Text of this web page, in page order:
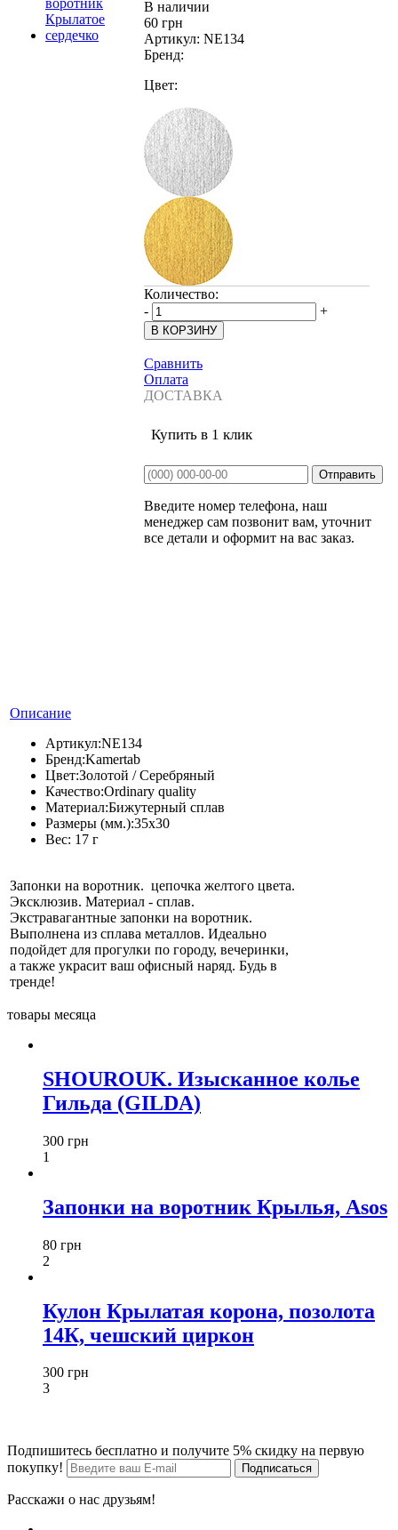
В наличии
60 грн
Артикул: NE134
Бренд:
Цвет:
Количество:
-
+
Сравнить
Оплата
ДОСТАВКА
Купить в 1 клик
Введите номер телефона, наш
менеджер сам позвонит вам, уточнит
все детали и оформит на вас заказ.
Описание
Артикул:NE134
Бренд:Kamertab
Цвет:Золотой / Серебряный
Качество:Ordinary quality
Материал:Бижутерный сплав
Размеры (мм.):35х30
Вес: 17 г
Запонки на воротник. цепочка желтого цвета.
Эксклюзив. Материал - сплав.
Экстравагантные запонки на воротник.
Выполнена из сплава металлов. Идеально
подойдет для прогулки по городу, вечеринки,
а также украсит ваш офисный наряд. Будь в
тренде!
товары месяца
SHOUROUK. Изысканное колье
Гильда (GILDA)
300 грн
1
Запонки на воротник Крылья, Asos
80 грн
2
Кулон Крылатая корона, позолота
14К, чешский циркон
300 грн
3
Подпишитесь бесплатно и получите 5% скидку на первую
покупку!
Расскажи о нас друзьям!